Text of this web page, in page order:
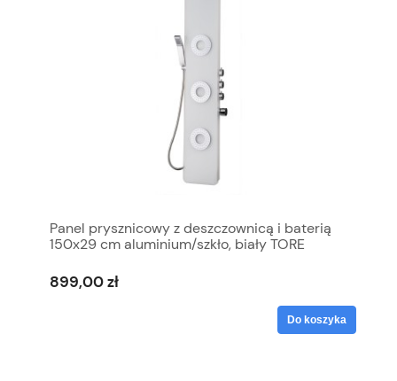
Panel prysznicowy z deszczownicą i baterią
150x29 cm aluminium/szkło, biały TORE
899,00 zł
Do koszyka